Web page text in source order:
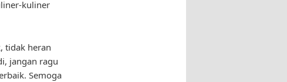
kuliner
tidak heran
jangan ragu
Semoga